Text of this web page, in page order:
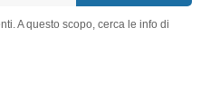
A questo scopo, cerca le info di